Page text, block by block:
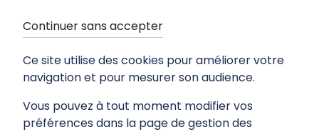
Continuer sans accepter
Ce site utilise des cookies pour améliorer votre
navigation et pour mesurer son audience.
Vous pouvez à tout moment modifier vos
préférences dans la page de gestion des
Vous envisagez la construction d’un garage en
vous aider à faire votre choix.
Comment construire un garage
ossature bois avec bardage ?